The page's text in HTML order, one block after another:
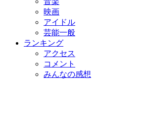
映画
アイドル
芸能一般
ランキング
アクセス
コメント
みんなの感想